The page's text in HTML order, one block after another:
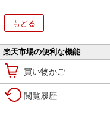
もどる
楽天市場の便利な機能
買い物かご
閲覧履歴